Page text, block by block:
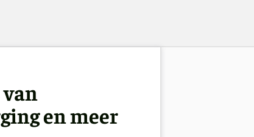
en meer